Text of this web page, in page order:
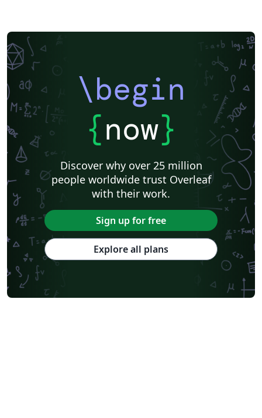
\begin
{now}
Discover why over 25 million
people worldwide trust Overleaf
with their work.
Sign up for free
Explore all plans